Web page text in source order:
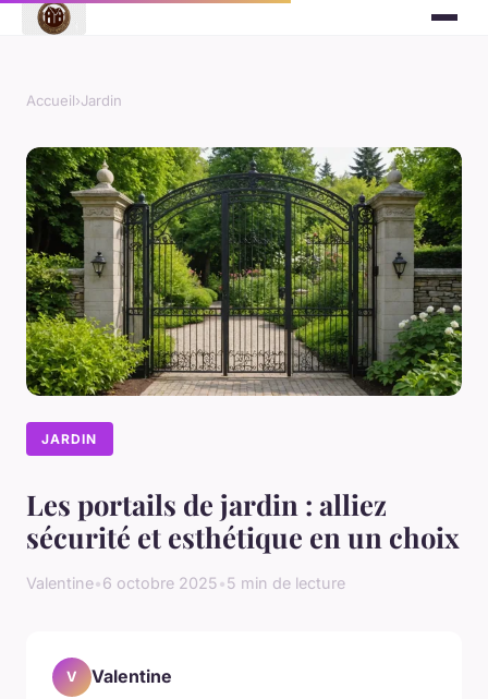
Accueil›Jardin
JARDIN
Les portails de jardin : alliez
sécurité et esthétique en un choix
Valentine•6 octobre 2025•5 min de lecture
V Valentine